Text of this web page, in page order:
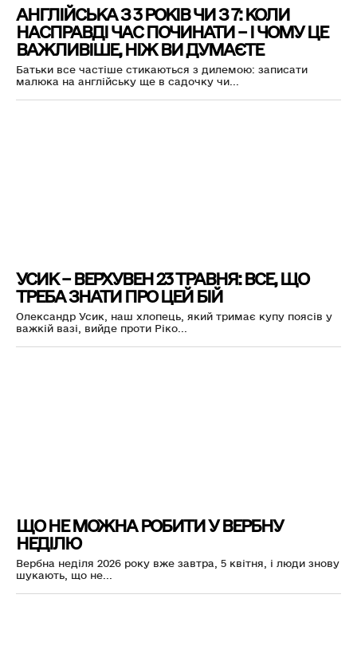
АНГЛІЙСЬКА З 3 РОКІВ ЧИ З 7: КОЛИ
НАСПРАВДІ ЧАС ПОЧИНАТИ – І ЧОМУ ЦЕ
ВАЖЛИВІШЕ, НІЖ ВИ ДУМАЄТЕ
Батьки все частіше стикаються з дилемою: записати
малюка на англійську ще в садочку чи...
УСИК – ВЕРХУВЕН 23 ТРАВНЯ: ВСЕ, ЩО
ТРЕБА ЗНАТИ ПРО ЦЕЙ БІЙ
Олександр Усик, наш хлопець, який тримає купу поясів у
важкій вазі, вийде проти Ріко...
ЩО НЕ МОЖНА РОБИТИ У ВЕРБНУ
НЕДІЛЮ
Вербна неділя 2026 року вже завтра, 5 квітня, і люди знову
шукають, що не...